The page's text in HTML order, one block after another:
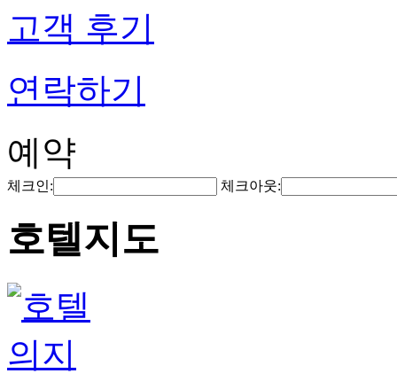
고객 후기
연락하기
예약
체크인: 체크아웃:
호텔지도